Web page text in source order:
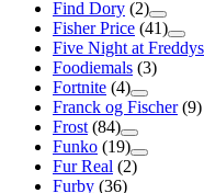
Find Dory (2)
Fisher Price (41)
Five Night at Freddys
Foodiemals (3)
Fortnite (4)
Franck og Fischer (9)
Frost (84)
Funko (19)
Fur Real (2)
Furby (36)